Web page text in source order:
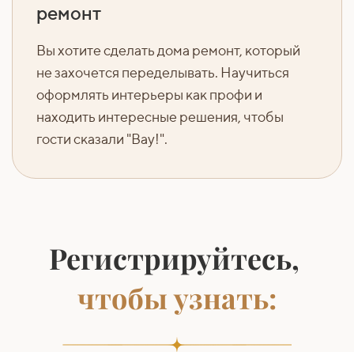
ремонт
Вы хотите сделать дома ремонт, который
не захочется переделывать. Научиться
оформлять интерьеры как профи и
находить интересные решения, чтобы
гости сказали "Вау!".
Регистрируйтесь,
чтобы узнать: